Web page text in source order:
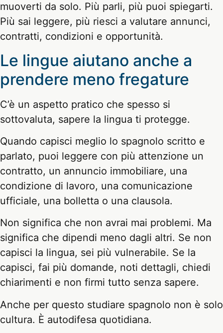
muoverti da solo. Più parli, più puoi spiegarti.
Più sai leggere, più riesci a valutare annunci,
contratti, condizioni e opportunità.
Le lingue aiutano anche a
prendere meno fregature
C’è un aspetto pratico che spesso si
sottovaluta, sapere la lingua ti protegge.
Quando capisci meglio lo spagnolo scritto e
parlato, puoi leggere con più attenzione un
contratto, un annuncio immobiliare, una
condizione di lavoro, una comunicazione
ufficiale, una bolletta o una clausola.
Non significa che non avrai mai problemi. Ma
significa che dipendi meno dagli altri. Se non
capisci la lingua, sei più vulnerabile. Se la
capisci, fai più domande, noti dettagli, chiedi
chiarimenti e non firmi tutto senza sapere.
Anche per questo studiare spagnolo non è solo
cultura. È autodifesa quotidiana.